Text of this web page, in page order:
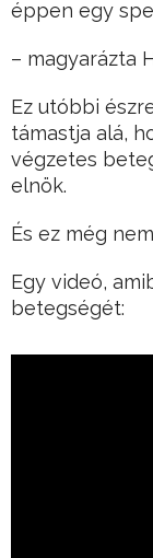
éppen egy
– magyarázta
Ez utóbbi
támastja alá,
végzetes
elnök.
És ez még
Egy videó,
betegségét: